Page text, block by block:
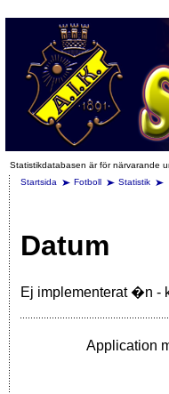
Statistikdatabasen är för närvarande
Startsida
Fotboll Statistik
Datum
Ej implementerat �n -
Application